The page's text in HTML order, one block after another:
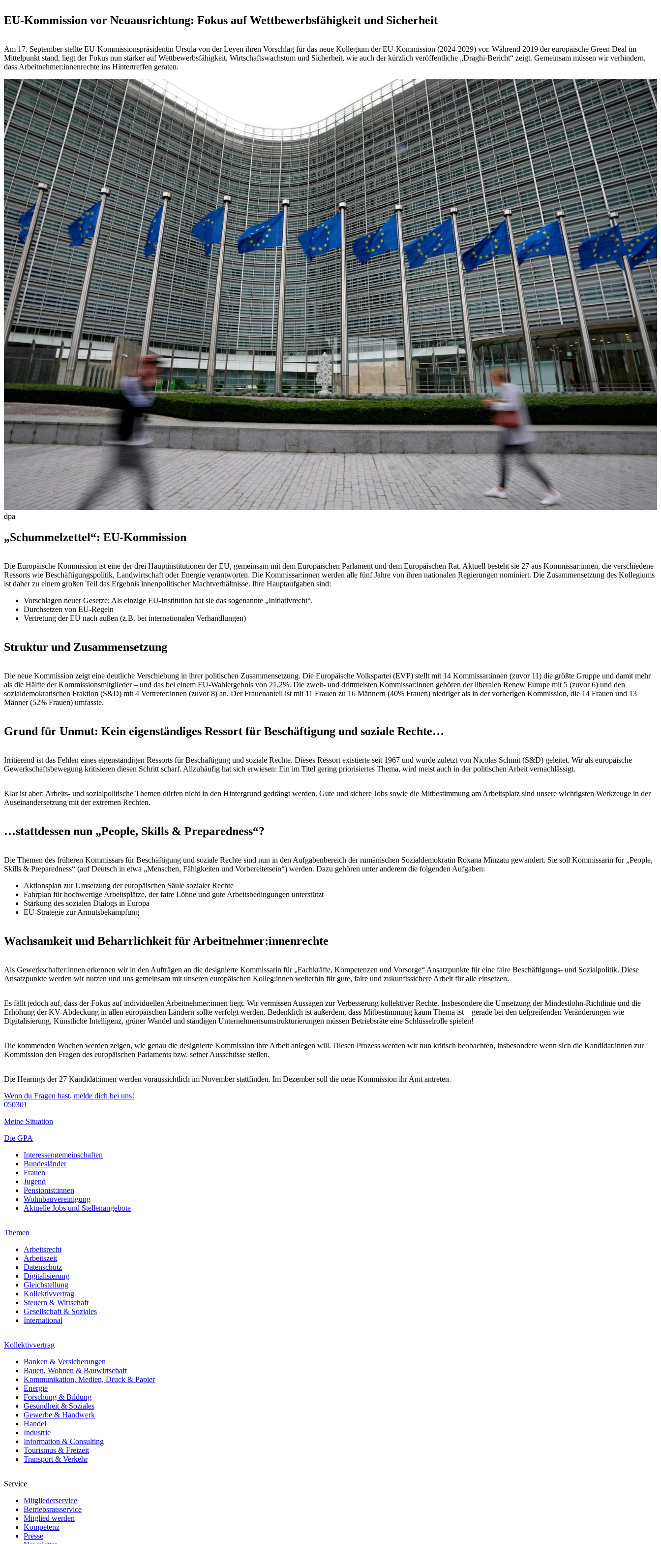
EU-Kommission vor Neuausrichtung: Fokus auf Wettbewerbsfähigkeit und Sicherheit
Am 17. September stellte EU-Kommissionspräsidentin Ursula von der Leyen ihren Vorschlag für das neue Kollegium der EU-Kommission (2024-2029) vor. Während 2019 der europäische Green Deal im
Mittelpunkt stand, liegt der Fokus nun stärker auf Wettbewerbsfähigkeit, Wirtschaftswachstum und Sicherheit, wie auch der kürzlich veröffentliche „Draghi-Bericht“ zeigt. Gemeinsam müssen wir verhindern,
dass Arbeitnehmer:innenrechte ins Hintertreffen geraten.
dpa
„Schummelzettel“: EU-Kommission
Die Europäische Kommission ist eine der drei Hauptinstitutionen der EU, gemeinsam mit dem Europäischen Parlament und dem Europäischen Rat. Aktuell besteht sie 27 aus Kommissar:innen, die verschiedene
Ressorts wie Beschäftigungspolitik, Landwirtschaft oder Energie verantworten. Die Kommissar:innen werden alle fünf Jahre von ihren nationalen Regierungen nominiert. Die Zusammensetzung des Kollegiums
ist daher zu einem großen Teil das Ergebnis innenpolitischer Machtverhältnisse. Ihre Hauptaufgaben sind:
Vorschlagen neuer Gesetze: Als einzige EU-Institution hat sie das sogenannte „Initiativrecht“.
Durchsetzen von EU-Regeln
Vertretung der EU nach außen (z.B. bei internationalen Verhandlungen)
Struktur und Zusammensetzung
Die neue Kommission zeigt eine deutliche Verschiebung in ihrer politischen Zusammensetzung. Die Europäische Volkspartei (EVP) stellt mit 14 Kommissar:innen (zuvor 11) die größte Gruppe und damit mehr
als die Hälfte der Kommissionsmitglieder – und das bei einem EU-Wahlergebnis von 21,2%. Die zweit- und drittmeisten Kommissar:innen gehören der liberalen Renew Europe mit 5 (zuvor 6) und den
sozialdemokratischen Fraktion (S&D) mit 4 Vertreter:innen (zuvor 8) an. Der Frauenanteil ist mit 11 Frauen zu 16 Männern (40% Frauen) niedriger als in der vorherigen Kommission, die 14 Frauen und 13
Männer (52% Frauen) umfasste.
Grund für Unmut: Kein eigenständiges Ressort für Beschäftigung und soziale Rechte…
Irritierend ist das Fehlen eines eigenständigen Ressorts für Beschäftigung und soziale Rechte. Dieses Ressort existierte seit 1967 und wurde zuletzt von Nicolas Schmit (S&D) geleitet. Wir als europäische
Gewerkschaftsbewegung kritisieren diesen Schritt scharf. Allzuhäufig hat sich erwiesen: Ein im Titel gering priorisiertes Thema, wird meist auch in der politischen Arbeit vernachlässigt.
Klar ist aber: Arbeits- und sozialpolitische Themen dürfen nicht in den Hintergrund gedrängt werden. Gute und sichere Jobs sowie die Mitbestimmung am Arbeitsplatz sind unsere wichtigsten Werkzeuge in der
Auseinandersetzung mit der extremen Rechten.
…stattdessen nun „People, Skills & Preparedness“?
Die Themen des früheren Kommissars für Beschäftigung und soziale Rechte sind nun in den Aufgabenbereich der rumänischen Sozialdemokratin Roxana Mînzatu gewandert. Sie soll Kommissarin für „People,
Skills & Preparedness“ (auf Deutsch in etwa „Menschen, Fähigkeiten und Vorbereitetsein“) werden. Dazu gehören unter anderem die folgenden Aufgaben:
Aktionsplan zur Umsetzung der europäischen Säule sozialer Rechte
Fahrplan für hochwertige Arbeitsplätze, der faire Löhne und gute Arbeitsbedingungen unterstützt
Stärkung des sozialen Dialogs in Europa
EU-Strategie zur Armutsbekämpfung
Wachsamkeit und Beharrlichkeit für Arbeitnehmer:innenrechte
Als Gewerkschafter:innen erkennen wir in den Aufträgen an die designierte Kommissarin für „Fachkräfte, Kompetenzen und Vorsorge“ Ansatzpunkte für eine faire Beschäftigungs- und Sozialpolitik. Diese
Ansatzpunkte werden wir nutzen und uns gemeinsam mit unseren europäischen Kolleg:innen weiterhin für gute, faire und zukunftssichere Arbeit für alle einsetzen.
Es fällt jedoch auf, dass der Fokus auf individuellen Arbeitnehmer:innen liegt. Wir vermissen Aussagen zur Verbesserung kollektiver Rechte. Insbesondere die Umsetzung der Mindestlohn-Richtlinie und die
Erhöhung der KV-Abdeckung in allen europäischen Ländern sollte verfolgt werden. Bedenklich ist außerdem, dass Mitbestimmung kaum Thema ist – gerade bei den tiefgreifenden Veränderungen wie
Digitalisierung, Künstliche Intelligenz, grüner Wandel und ständigen Unternehmensumstrukturierungen müssen Betriebsräte eine Schlüsselrolle spielen!
Die kommenden Wochen werden zeigen, wie genau die designierte Kommission ihre Arbeit anlegen will. Diesen Prozess werden wir nun kritisch beobachten, insbesondere wenn sich die Kandidat:innen zur
Kommission den Fragen des europäischen Parlaments bzw. seiner Ausschüsse stellen.
Die Hearings der 27 Kandidat:innen werden voraussichtlich im November stattfinden. Im Dezember soll die neue Kommission ihr Amt antreten.
Wenn du Fragen hast, melde dich bei uns!
050301
Meine Situation
Die GPA
Interessengemeinschaften
Bundesländer
Frauen
Jugend
Pensionist:innen
Wohnbauvereinigung
Aktuelle Jobs und Stellenangebote
Themen
Arbeitsrecht
Arbeitszeit
Datenschutz
Digitalisierung
Gleichstellung
Kollektivvertrag
Steuern & Wirtschaft
Gesellschaft & Soziales
International
Kollektivvertrag
Banken & Versicherungen
Bauen, Wohnen & Bauwirtschaft
Kommunikation, Medien, Druck & Papier
Energie
Forschung & Bildung
Gesundheit & Soziales
Gewerbe & Handwerk
Handel
Industrie
Information & Consulting
Tourismus & Freizeit
Transport & Verkehr
Service
Mitgliederservice
Betriebsratsservice
Mitglied werden
Kompetenz
Presse